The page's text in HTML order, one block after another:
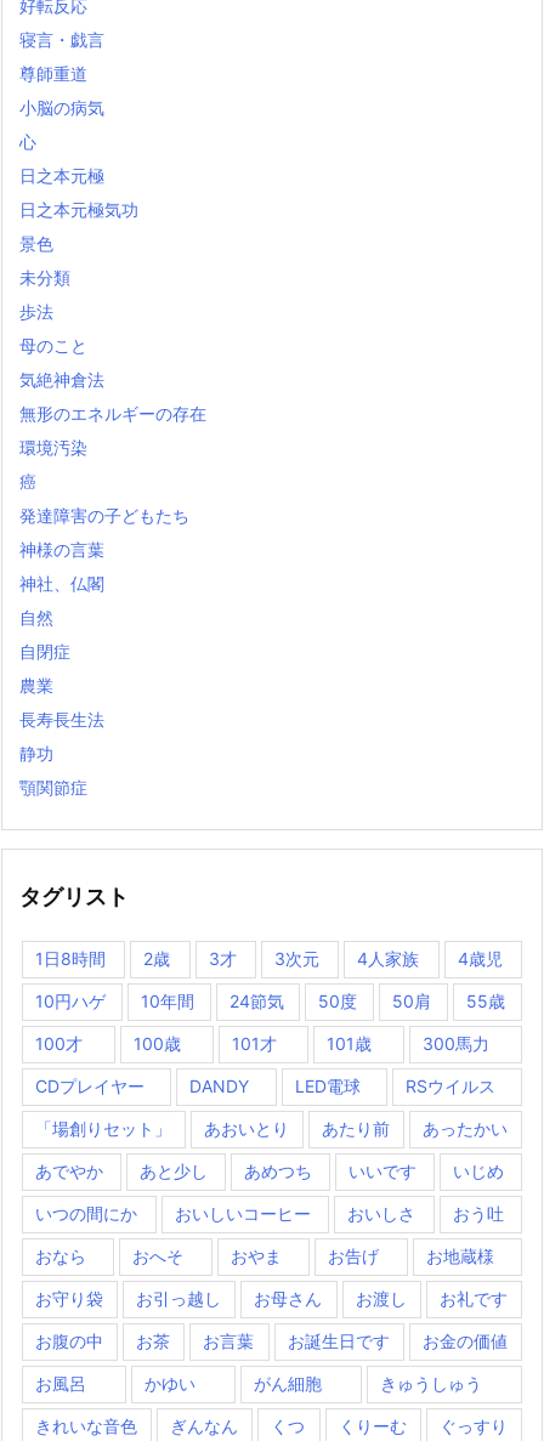
好転反応
寝言・戯言
尊師重道
小脳の病気
心
日之本元極
日之本元極気功
景色
未分類
歩法
母のこと
気絶神倉法
無形のエネルギーの存在
環境汚染
癌
発達障害の子どもたち
神様の言葉
神社、仏閣
自然
自閉症
農業
長寿長生法
静功
顎関節症
タグリスト
1日8時間 2歳 3才 3次元 4人家族 4歳児
10円ハゲ 10年間 24節気 50度 50肩 55歳
100才 100歳 101才 101歳 300馬力
CDプレイヤー DANDY LED電球 RSウイルス
「場創りセット」 あおいとり あたり前 あったかい
あでやか あと少し あめつち いいです いじめ
いつの間にか おいしいコーヒー おいしさ おう吐
おなら おへそ おやま お告げ お地蔵様
お守り袋 お引っ越し お母さん お渡し お礼です
お腹の中 お茶 お言葉 お誕生日です お金の価値
お風呂 かゆい がん細胞 きゅうしゅう
きれいな音色 ぎんなん くつ くりーむ ぐっすり